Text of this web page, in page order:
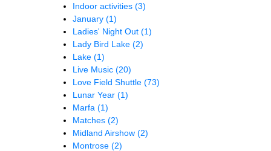
Indoor activities (3)
January (1)
Ladies' Night Out (1)
Lady Bird Lake (2)
Lake (1)
Live Music (20)
Love Field Shuttle (73)
Lunar Year (1)
Marfa (1)
Matches (2)
Midland Airshow (2)
Montrose (2)